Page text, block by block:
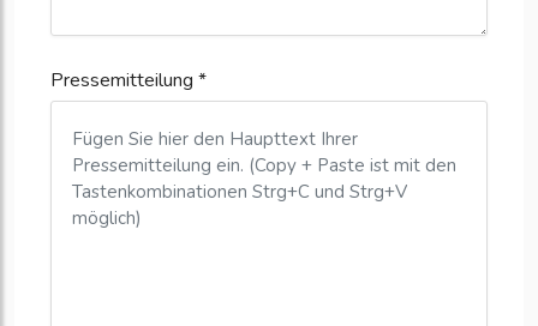
Pressemitteilung *